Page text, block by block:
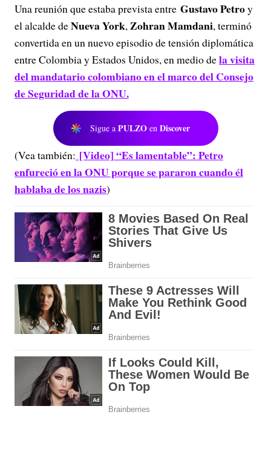
Una reunión que estaba prevista entre Gustavo Petroy
el alcalde deNueva York,Zohran Mamdani, terminó
convertida en un nuevo episodio de tensión diplomática
entre Colombia y Estados Unidos, en medio dela visita
del mandatario colombiano en el marco del Consejo
de Seguridad de la ONU.
Sigue a PULZO en Discover
(Vea también: [Video] “Es lamentable”: Petro
enfureció en la ONU porque se pararon cuando él
hablaba de los nazis)